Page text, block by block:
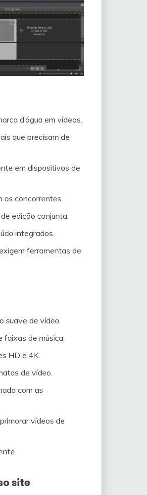
d’água em vídeos.
que precisam de
em dispositivos de
os concorrentes.
edição conjunta.
integrados.
ferramentas de
suave de vídeo.
faixas de música.
HD e 4K.
de vídeo.
com as
vídeos de
site